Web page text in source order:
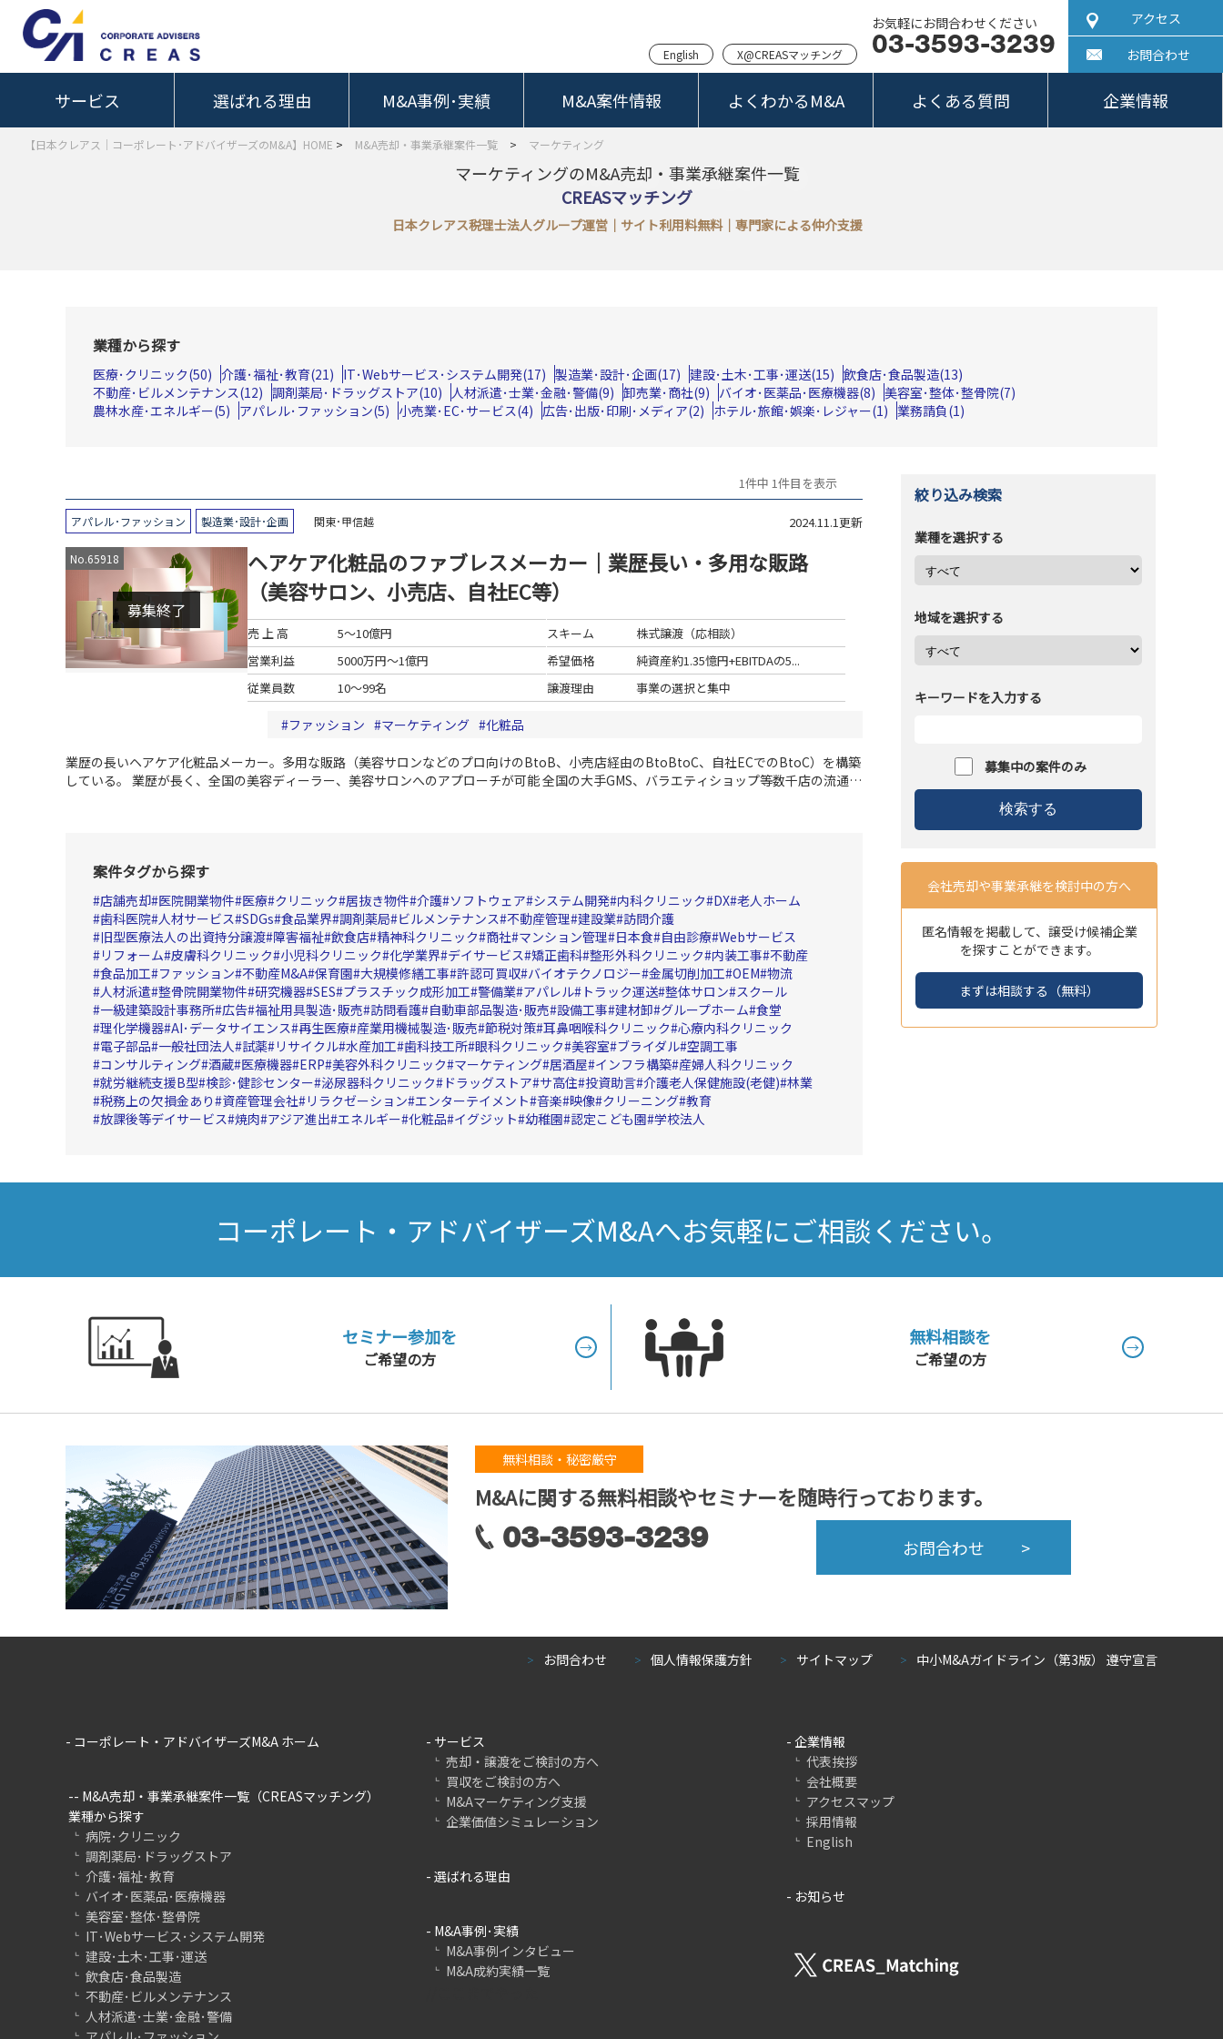
アクセス
お問合わせ
お気軽にお問合わせください
03-3593-3239
X@CREASマッチング
English
サービス 選ばれる理由 M&A事例･実績 M&A案件情報 よくわかるM&A よくある質問 企業情報
【日本クレアス｜コーポレート･アドバイザーズのM&A】HOME > M&A売却・事業承継案件一覧 > マーケティング
マーケティングのM&A売却・事業承継案件一覧
CREASマッチング
日本クレアス税理士法人グループ運営｜サイト利用料無料｜専門家による仲介支援
業種から探す
医療･クリニック(50) 介護･福祉･教育(21) IT･Webサービス･システム開発(17) 製造業･設計･企画(17) 建設･土木･工事･運送(15) 飲食店･食品製造(13)
不動産･ビルメンテナンス(12) 調剤薬局･ドラッグストア(10) 人材派遣･士業･金融･警備(9) 卸売業･商社(9) バイオ･医薬品･医療機器(8) 美容室･整体･整骨院(7)
農林水産･エネルギー(5) アパレル･ファッション(5) 小売業･EC･サービス(4) 広告･出版･印刷･メディア(2) ホテル･旅館･娯楽･レジャー(1) 業務請負(1)
絞り込み検索
業種を選択する
地域を選択する
キーワードを入力する
募集中の案件のみ
会社売却や事業承継を検討中の方へ
匿名情報を掲載して、譲受け候補企業
を探すことができます。
まずは相談する（無料）
1件中 1件目を表示
2024.11.1更新
アパレル･ファッション 製造業･設計･企画 関東･甲信越
No.65918
募集終了
ヘアケア化粧品のファブレスメーカー｜業歴長い・多用な販路
（美容サロン、小売店、自社EC等）
売 上 高
5～10億円
営業利益
5000万円～1億円
従業員数
10～99名
スキーム
株式譲渡（応相談）
希望価格
純資産約1.35憶円+EBITDAの5...
譲渡理由
事業の選択と集中
ファッション マーケティング 化粧品
業歴の長いヘアケア化粧品メーカー。多用な販路（美容サロンなどのプロ向けのBtoB、小売店経由のBtoBtoC、自社ECでのBtoC）を構築
している。 業歴が長く、全国の美容ディーラー、美容サロンへのアプローチが可能全国の大手GMS、バラエティショップ等数千店の流通店
案件タグから探す
店舗売却 医院開業物件 医療 クリニック 居抜き物件 介護 ソフトウェア システム開発 内科クリニック DX 老人ホーム
歯科医院 人材サービス SDGs 食品業界 調剤薬局 ビルメンテナンス 不動産管理 建設業 訪問介護
旧型医療法人の出資持分譲渡 障害福祉 飲食店 精神科クリニック 商社 マンション管理 日本食 自由診療 Webサービス
リフォーム 皮膚科クリニック 小児科クリニック 化学業界 デイサービス 矯正歯科 整形外科クリニック 内装工事 不動産
食品加工 ファッション 不動産M&A 保育園 大規模修繕工事 許認可買収 バイオテクノロジー 金属切削加工 OEM 物流
人材派遣 整骨院開業物件 研究機器 SES プラスチック成形加工 警備業 アパレル トラック運送 整体サロン スクール
一級建築設計事務所 広告 福祉用具製造･販売 訪問看護 自動車部品製造･販売 設備工事 建材卸 グループホーム 食堂
理化学機器 AI･データサイエンス 再生医療 産業用機械製造･販売 節税対策 耳鼻咽喉科クリニック 心療内科クリニック
電子部品 一般社団法人 試薬 リサイクル 水産加工 歯科技工所 眼科クリニック 美容室 ブライダル 空調工事
コンサルティング 酒蔵 医療機器 ERP 美容外科クリニック マーケティング 居酒屋 インフラ構築 産婦人科クリニック
就労継続支援B型 検診･健診センター 泌尿器科クリニック ドラッグストア サ高住 投資助言 介護老人保健施設(老健) 林業
税務上の欠損金あり 資産管理会社 リラクゼーション エンターテイメント 音楽 映像 クリーニング 教育
放課後等デイサービス 焼肉 アジア進出 エネルギー 化粧品 イグジット 幼稚園 認定こども園 学校法人
コーポレート・アドバイザーズM&Aへお気軽にご相談ください。
セミナー参加を
ご希望の方
→ 無料相談を
ご希望の方
→
無料相談・秘密厳守
M&Aに関する無料相談やセミナーを随時行っております。
03-3593-3239 お問合わせ
＞ 中小M&Aガイドライン（第3版） 遵守宣言
＞ サイトマップ
＞ 個人情報保護方針
＞ お問合わせ
- コーポレート・アドバイザーズM&A ホーム
-- M&A売却・事業承継案件一覧（CREASマッチング）
業種から探す
病院･クリニック
調剤薬局･ドラッグストア
介護･福祉･教育
バイオ･医薬品･医療機器
美容室･整体･整骨院
IT･Webサービス･システム開発
建設･土木･工事･運送
飲食店･食品製造
不動産･ビルメンテナンス
人材派遣･士業･金融･警備
- サービス
売却・譲渡をご検討の方へ
買収をご検討の方へ
M&Aマーケティング支援
企業価値シミュレーション
- 選ばれる理由
- M&A事例･実績
M&A事例インタビュー
M&A成約実績一覧
- 企業情報
代表挨拶
会社概要
アクセスマップ
採用情報
English
- お知らせ